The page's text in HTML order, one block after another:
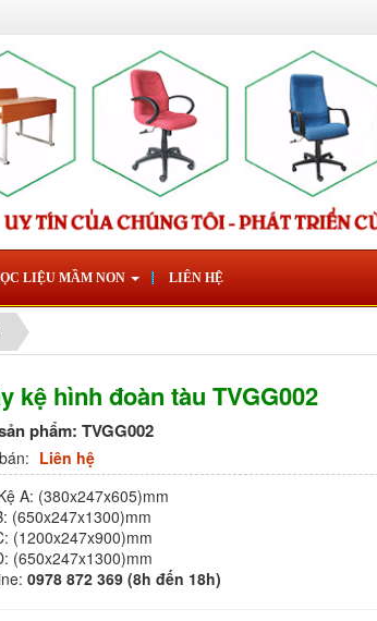
LIỆU MẦM NON LIÊN HỆ
kệ hình đoàn tàu TVGG002
phẩm:TVGG002
Liên hệ
A: (380x247x605)mm
(650x247x1300)mm
(1200x247x900)mm
(650x247x1300)mm
0978 872 369 (8h đến 18h)